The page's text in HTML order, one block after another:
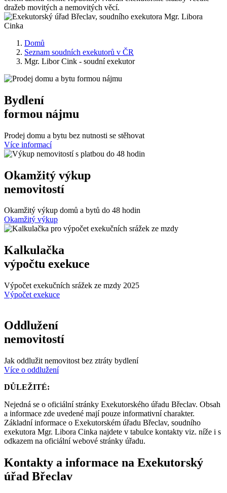
dražeb movitých a nemovitých věcí.
Domů
Seznam soudních exekutorů v ČR
Mgr. Libor Cink - soudní exekutor
Bydlení
formou nájmu
Prodej domu a bytu bez nutnosti se stěhovat
Více informací
Okamžitý výkup
nemovitostí
Okamžitý výkup domů a bytů do 48 hodin
Okamžitý výkup
Kalkulačka
výpočtu exekuce
Výpočet exekučních srážek ze mzdy 2025
Výpočet exekuce
Oddlužení
nemovitostí
Jak oddlužit nemovitost bez ztráty bydlení
Více o oddlužení
DŮLEŽITÉ:
Nejedná se o oficiální stránky Exekutorského úřadu Břeclav. Obsah
a informace zde uvedené mají pouze informativní charakter.
Základní informace o Exekutorském úřadu Břeclav, soudního
exekutora Mgr. Libora Cinka najdete v tabulce kontakty viz. níže i s
odkazem na oficiální webové stránky úřadu.
Kontakty a informace na Exekutorský
úřad Břeclav